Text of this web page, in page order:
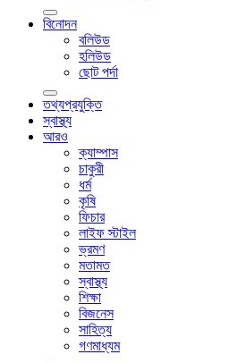
বিনোদন
বলিউড
হলিউড
ছোট পর্দা
তথ্যপ্রযুক্তি
স্বাস্থ্য
আরও
ক্যাম্পাস
চাকুরী
ধর্ম
কৃষি
ফিচার
লাইফ স্টাইল
ভ্রমণ
মতামত
স্বাস্থ্য
শিক্ষা
বিজনেস
সাহিত্য
গণমাধ্যম